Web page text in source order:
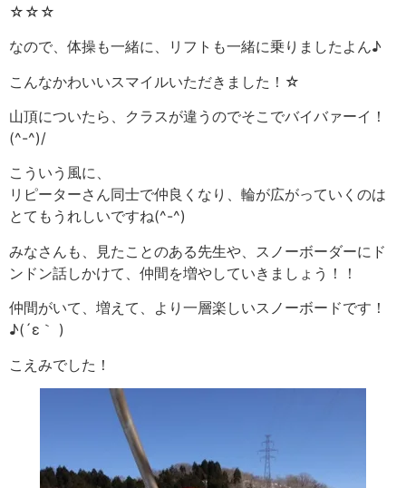
☆☆☆
なので、体操も一緒に、リフトも一緒に乗りましたよん♪
こんなかわいいスマイルいただきました！☆
山頂についたら、クラスが違うのでそこでバイバァーイ！
(^-^)/
こういう風に、
リピーターさん同士で仲良くなり、輪が広がっていくのは
とてもうれしいですね(^-^)
みなさんも、見たことのある先生や、スノーボーダーにド
ンドン話しかけて、仲間を増やしていきましょう！！
仲間がいて、増えて、より一層楽しいスノーボードです！
♪(´ε｀ )
こえみでした！